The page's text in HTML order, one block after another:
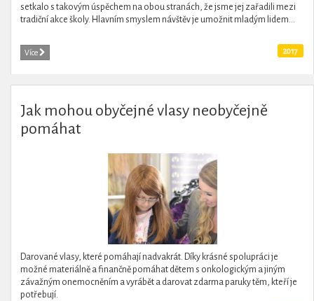
setkalo s takovým úspěchem na obou stranách, že jsme jej zařadili mezi
tradiční akce školy. Hlavním smyslem návštěv je umožnit mladým lidem...
Více 2017
Jak mohou obyčejné vlasy neobyčejně
pomáhat
Darované vlasy, které pomáhají nadvakrát. Díky krásné spolupráci je
možné materiálně a finančně pomáhat dětem s onkologickým a jiným
závažným onemocněním a vyrábět a darovat zdarma paruky těm, kteří je
potřebují.